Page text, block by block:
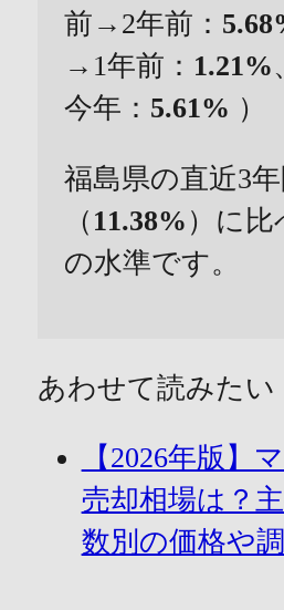
前→2年前：
→1年前： 1.21%
今年： 5.61% ）
福島県の直近3
（ 11.38% ）に比
の水準です。
あわせて読みたい
【2026年版】
売却相場は？
数別の価格や